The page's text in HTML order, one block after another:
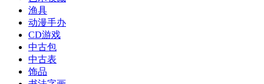
渔具
动漫手办
CD游戏
中古包
中古表
饰品